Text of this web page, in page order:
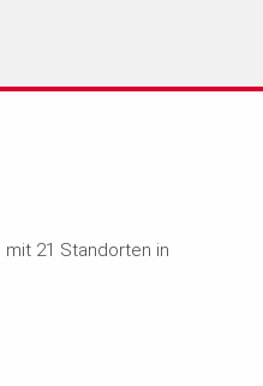
mit 21 Standorten in